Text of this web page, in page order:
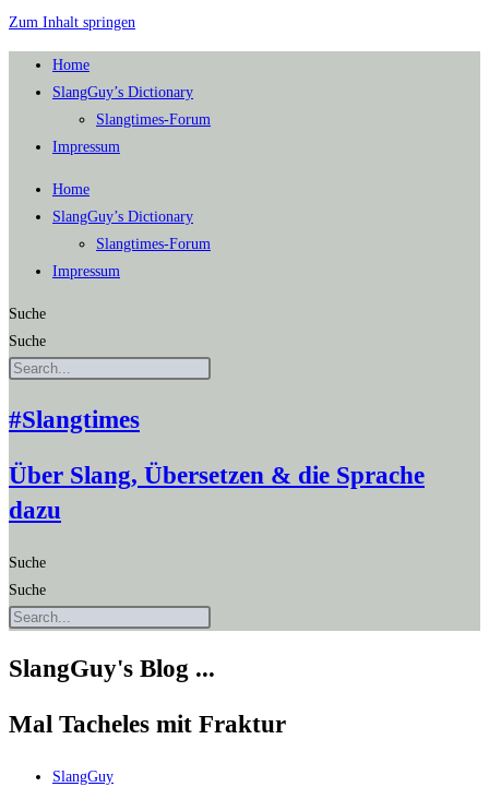
Zum Inhalt springen
Home
SlangGuy’s Dic­tion­a­ry
Slang­times-Forum
Impres­sum
Home
SlangGuy’s Dic­tion­a­ry
Slang­times-Forum
Impres­sum
Suche
Suche
#Slangtimes
Über Slang, Übersetzen & die Sprache
dazu
Suche
Suche
SlangGuy's Blog ...
Mal Tache­les mit Fraktur
SlangGuy